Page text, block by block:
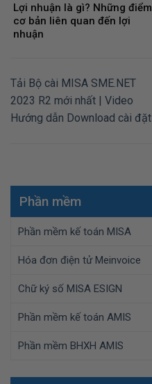
Lợi nhuận là gì? Những điểm
cơ bản liên quan đến lợi
nhuận
Tải Bộ cài MISA SME.NET
2023 R2 mới nhất | Video
Hướng dẫn Download cài đặt
Phần mềm
Phần mềm kế toán MISA
Hóa đơn điện tử Meinvoice
Chữ ký số MISA ESIGN
Phần mềm kế toán AMIS
Phần mềm BHXH AMIS